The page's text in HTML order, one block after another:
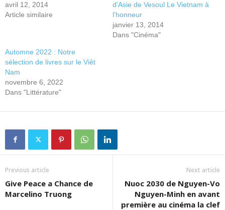
avril 12, 2014
Article similaire
d’Asie de Vesoul Le Vietnam à
l’honneur
janvier 13, 2014
Dans "Cinéma"
Automne 2022 : Notre
sélection de livres sur le Viêt
Nam
novembre 6, 2022
Dans "Littérature"
Previous article
Give Peace a Chance de
Marcelino Truong
Next article
Nuoc 2030 de Nguyen-Vo
Nguyen-Minh en avant
première au cinéma la clef